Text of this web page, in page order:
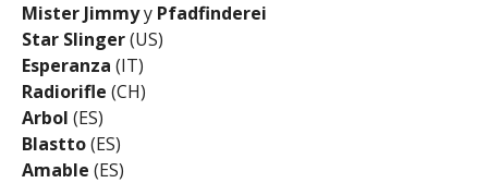
Mister Jimmyy Pfadfinderei
Star Slinger(US)
Esperanza (IT)
Radiorifle (CH)
Arbol (ES)
Blastto(ES)
Amable (ES)